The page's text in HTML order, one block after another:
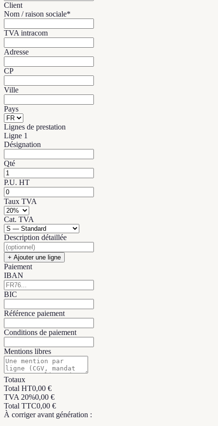
Client
Nom / raison sociale*
TVA intracom
Adresse
CP
Ville
Pays
Lignes de prestation
Ligne 1
Désignation
Qté
P.U. HT
Taux TVA
Cat. TVA
Description détaillée
+ Ajouter une ligne
Paiement
IBAN
BIC
Référence paiement
Conditions de paiement
Mentions libres
Totaux
Total HT0,00 €
TVA 20%0,00 €
Total TTC0,00 €
À corriger avant génération :